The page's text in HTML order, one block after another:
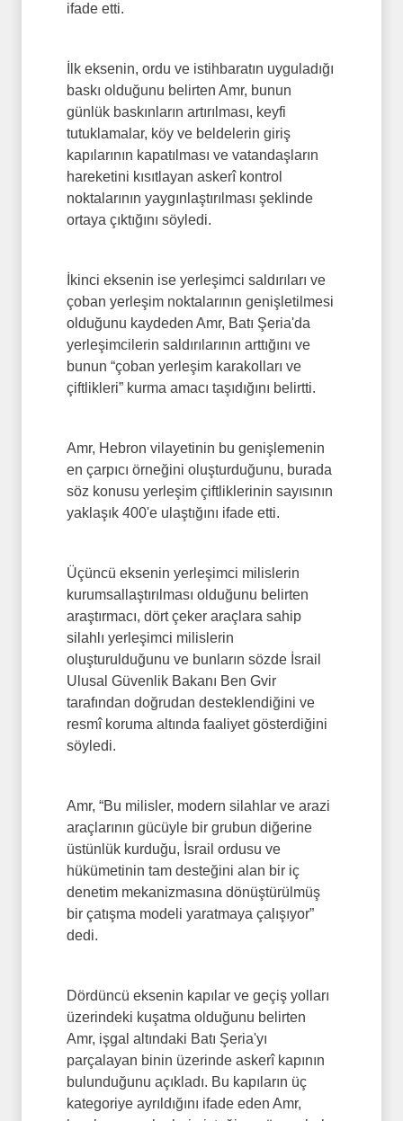
ifade etti.
İlk eksenin, ordu ve istihbaratın uyguladığı
baskı olduğunu belirten Amr, bunun
günlük baskınların artırılması, keyfi
tutuklamalar, köy ve beldelerin giriş
kapılarının kapatılması ve vatandaşların
hareketini kısıtlayan askerî kontrol
noktalarının yaygınlaştırılması şeklinde
ortaya çıktığını söyledi.
İkinci eksenin ise yerleşimci saldırıları ve
çoban yerleşim noktalarının genişletilmesi
olduğunu kaydeden Amr, Batı Şeria'da
yerleşimcilerin saldırılarının arttığını ve
bunun “çoban yerleşim karakolları ve
çiftlikleri” kurma amacı taşıdığını belirtti.
Amr, Hebron vilayetinin bu genişlemenin
en çarpıcı örneğini oluşturduğunu, burada
söz konusu yerleşim çiftliklerinin sayısının
yaklaşık 400'e ulaştığını ifade etti.
Üçüncü eksenin yerleşimci milislerin
kurumsallaştırılması olduğunu belirten
araştırmacı, dört çeker araçlara sahip
silahlı yerleşimci milislerin
oluşturulduğunu ve bunların sözde İsrail
Ulusal Güvenlik Bakanı Ben Gvir
tarafından doğrudan desteklendiğini ve
resmî koruma altında faaliyet gösterdiğini
söyledi.
Amr, “Bu milisler, modern silahlar ve arazi
araçlarının gücüyle bir grubun diğerine
üstünlük kurduğu, İsrail ordusu ve
hükümetinin tam desteğini alan bir iç
denetim mekanizmasına dönüştürülmüş
bir çatışma modeli yaratmaya çalışıyor”
dedi.
Dördüncü eksenin kapılar ve geçiş yolları
üzerindeki kuşatma olduğunu belirten
Amr, işgal altındaki Batı Şeria'yı
parçalayan binin üzerinde askerî kapının
bulunduğunu açıkladı. Bu kapıların üç
kategoriye ayrıldığını ifade eden Amr,